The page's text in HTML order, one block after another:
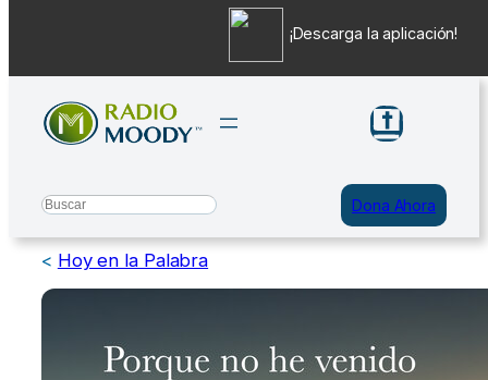
contenido
Search Dona Ahora
< Hoy en la Palabra
¡Descarga la aplicación!